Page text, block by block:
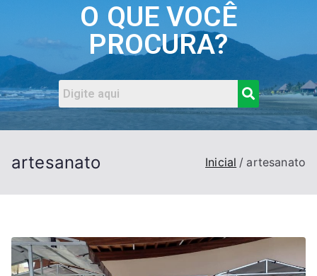
O QUE VOCÊ
PROCURA?
artesanato Inicial artesanato